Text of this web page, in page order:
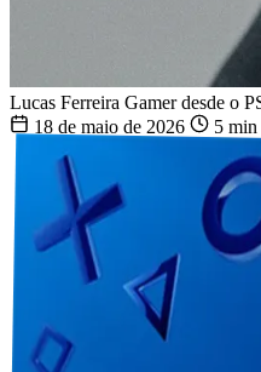
Lucas Ferreira Gamer desde o
18 de maio de 2026
5 min